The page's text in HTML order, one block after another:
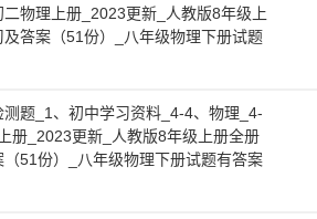
物理上册_2023更新_人教版8年级上
答案（51份）_八年级物理下册试题
题_1、初中学习资料_4-4、物理_4-
册_2023更新_人教版8年级上册全册
（51份）_八年级物理下册试题有答案